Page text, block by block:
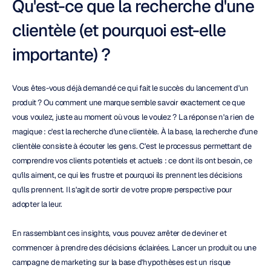
Qu'est-ce que la recherche d'une
clientèle (et pourquoi est-elle
importante) ?
Vous êtes-vous déjà demandé ce qui fait le succès du lancement d'un
produit ? Ou comment une marque semble savoir exactement ce que
vous voulez, juste au moment où vous le voulez ? La réponse n'a rien de
magique : c'est la recherche d'une clientèle. À la base, la recherche d'une
clientèle consiste à écouter les gens. C'est le processus permettant de
comprendre vos clients potentiels et actuels : ce dont ils ont besoin, ce
qu'ils aiment, ce qui les frustre et pourquoi ils prennent les décisions
qu'ils prennent. Il s'agit de sortir de votre propre perspective pour
adopter la leur.
En rassemblant ces insights, vous pouvez arrêter de deviner et
commencer à prendre des décisions éclairées. Lancer un produit ou une
campagne de marketing sur la base d'hypothèses est un risque